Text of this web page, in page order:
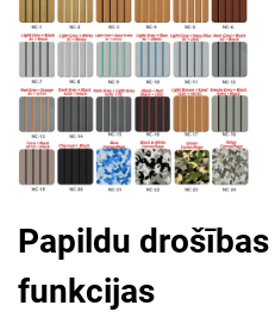
Papildu
funkcijas